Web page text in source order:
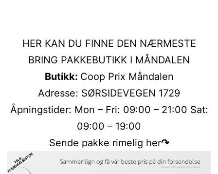
HER KAN DU FINNE DEN NÆRMESTE
BRING PAKKEBUTIKK I MÅNDALEN
Butikk: Coop Prix Måndalen
Adresse: SØRSIDEVEGEN 1729
Åpningstider: Mon – Fri: 09:00 – 21:00 Sat:
09:00 – 19:00
Sende pakke rimelig her↷